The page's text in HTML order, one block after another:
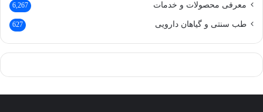
معرفی محصولات و خدمات 6,267
طب سنتی و گیاهان دارویی 627